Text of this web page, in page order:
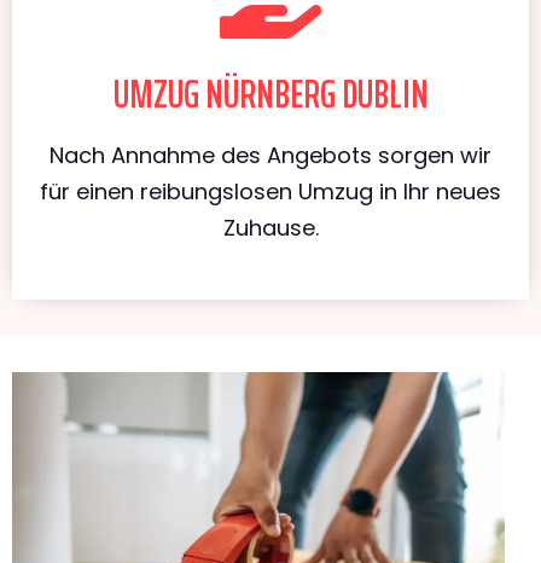
UMZUG NÜRNBERG DUBLIN
Nach Annahme des Angebots sorgen wir
für einen reibungslosen Umzug in Ihr neues
Zuhause.